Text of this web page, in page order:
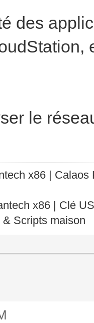
des
le
x86 |
x86 | Clé
Scripts maison